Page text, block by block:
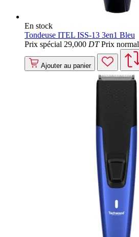
En stock
Tondeuse ITEL ISS-13 3en1 Bleu
Prix spécial 29,000 DT Prix normal
Ajouter au panier